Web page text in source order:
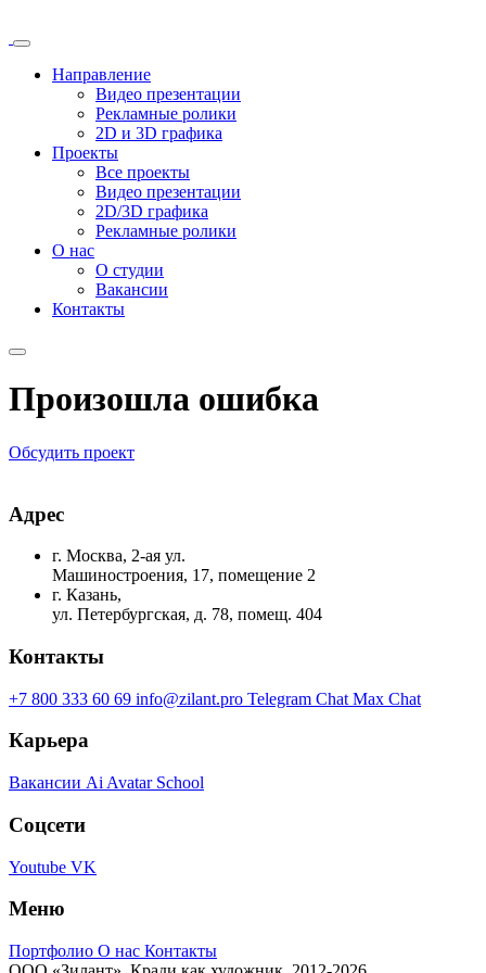
Направление
Видео презентации
Рекламные ролики
2D и 3D графика
Проекты
Все проекты
Видео презентации
2D/3D графика
Рекламные ролики
О нас
О студии
Вакансии
Контакты
Произошла ошибка
Обсудить проект
Адрес
г. Москва, 2-ая ул.
Машиностроения, 17, помещение 2
г. Казань,
ул. Петербургская, д. 78, помещ. 404
Контакты
+7 800 333 60 69 info@zilant.pro Telegram Chat Max Chat
Карьера
Вакансии Ai Avatar School
Соцсети
Youtube VK
Меню
Портфолио О нас Контакты